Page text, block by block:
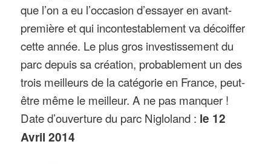
que l’on a eu l’occasion d’essayer en avant-
première et qui incontestablement va décoiffer
cette année. Le plus gros investissement du
parc depuis sa création, probablement un des
trois meilleurs de la catégorie en France, peut-
être même le meilleur. A ne pas manquer !
Date d’ouverture du parc Nigloland : le 12
Avril 2014